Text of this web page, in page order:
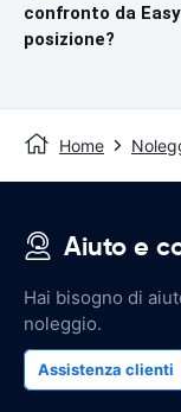
confronto da
posizione?
Home
Aiuto e
Hai bisogno di
noleggio.
Assistenza clienti